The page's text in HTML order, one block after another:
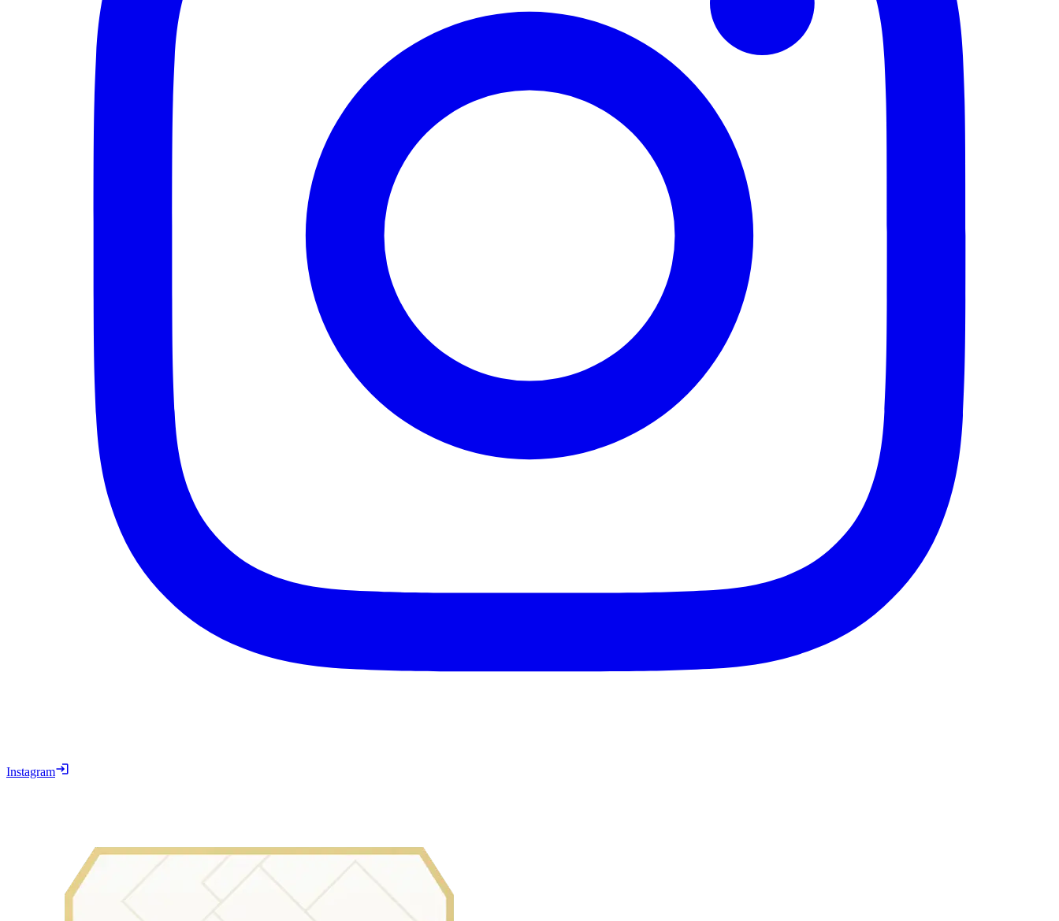
Instagram